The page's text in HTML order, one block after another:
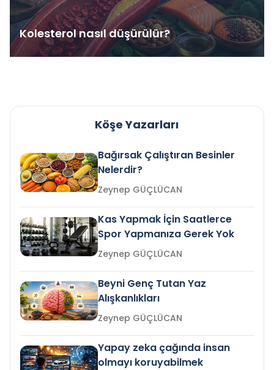
Kolesterol nasıl düşürülür?
Köşe Yazarları
Bağırsak Çalıştıran Besinler
Nelerdir?
Zeynep GÜÇLÜCAN
Kas Yapmak İçin Saatlerce
Spor Yapmanıza Gerek Yok
Zeynep GÜÇLÜCAN
Beyni Genç Tutan Yaz
Alışkanlıkları
Zeynep GÜÇLÜCAN
Yapay zeka çağında insan
olmayı koruyabilmek